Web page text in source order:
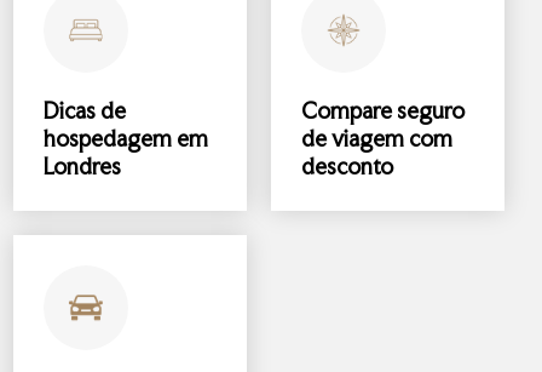
Dicas de
hospedagem em
Londres
Compareseguro
de viagem com
desconto